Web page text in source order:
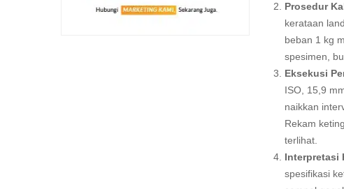
Prosedur
kerataan
beban 1 kg
spesimen,
Eksekusi
ISO, 15,9
naikkan
Rekam
terlihat.
Interpretasi
spesifikasi